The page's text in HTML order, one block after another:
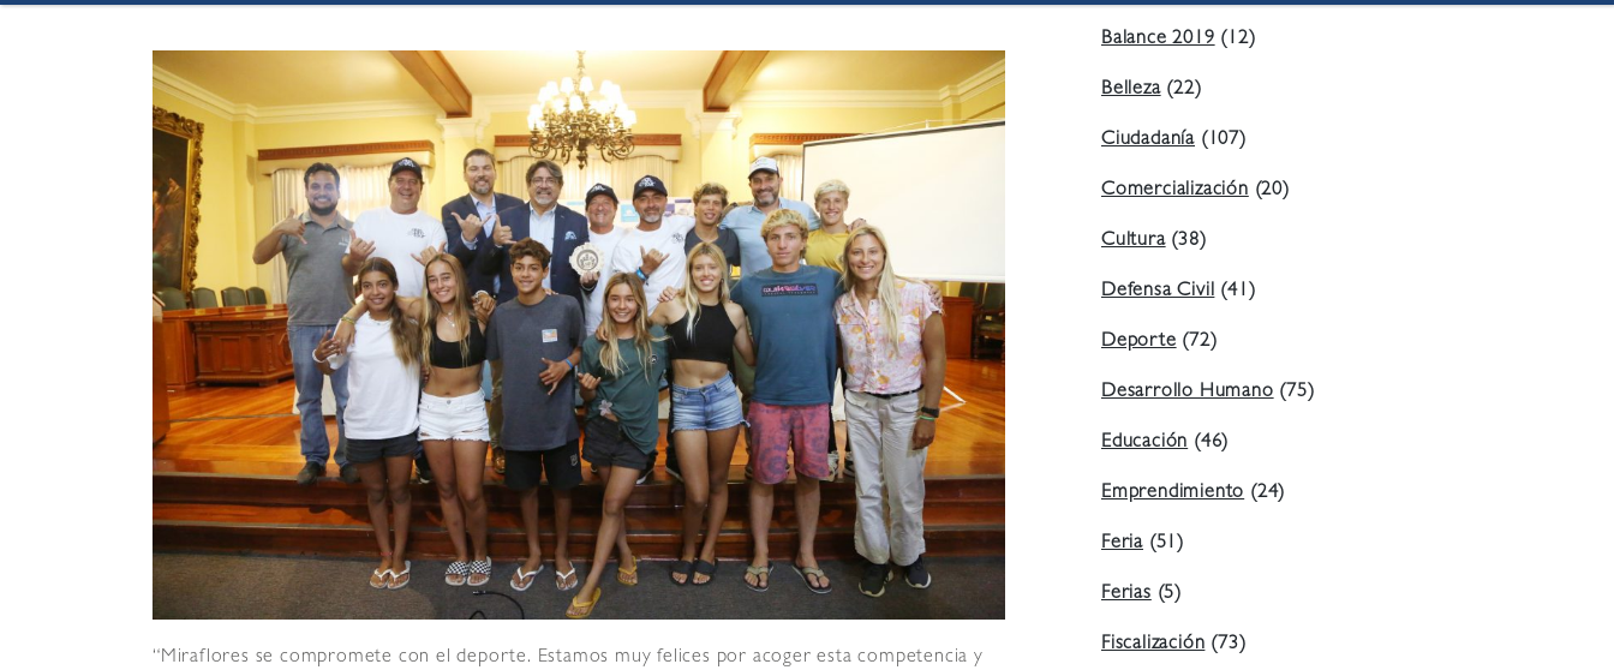
“Miraflores se compromete con el deporte. Estamos muy felices por acoger esta competencia y
Balance 2019(12)
Belleza(22)
Ciudadanía (107)
Comercialización(20)
Cultura(38)
Defensa Civil(41)
Deporte(72)
Desarrollo Humano(75)
Educación(46)
Emprendimiento(24)
Feria (51)
Ferias(5)
Fiscalización(73)